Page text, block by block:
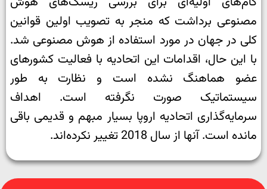
مصنوعی برداشت که منجر به تصویب اولین قوانین
کلی در جهان در مورد استفاده از هوش مصنوعی شد.
با این حال، اقدامات این اتحادیه با فعالیت‌ کشورهای
عضو هماهنگ نشده است و نظارت به طور
سیستماتیک صورت نگرفته است. اهداف
سرمایه‌گذاری اتحادیه اروپا بسیار مبهم و قدیمی باقی
مانده است. آنها از سال 2018 تغییر نکرده‌اند.